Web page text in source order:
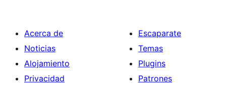
Acerca de
Noticias
Alojamiento
Privacidad
Escaparate
Temas
Plugins
Patrones